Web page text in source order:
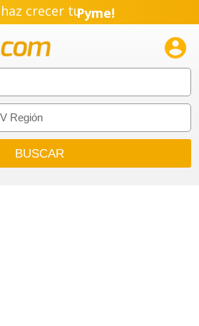
crecer tuPyme!
Emprendimiento!
